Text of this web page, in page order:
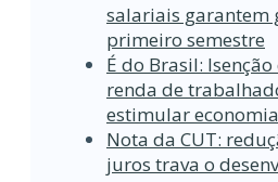
salariais garantem
primeiro semestre
É do Brasil:
renda de
estimular economia
Nota da CUT:
juros trava o